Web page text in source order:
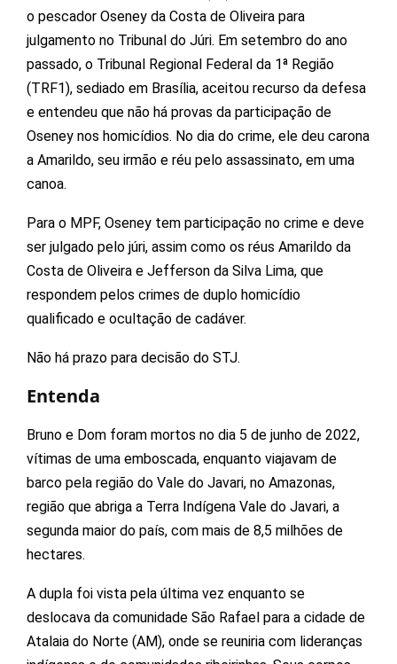
o pescador Oseney da Costa de Oliveira para
julgamento no Tribunal do Júri. Em setembro do ano
passado, o Tribunal Regional Federal da 1ª Região
(TRF1), sediado em Brasília, aceitou recurso da defesa
e entendeu que não há provas da participação de
Oseney nos homicídios. No dia do crime, ele deu carona
a Amarildo, seu irmão e réu pelo assassinato, em uma
canoa.
Para o MPF, Oseney tem participação no crime e deve
ser julgado pelo júri, assim como os réus Amarildo da
Costa de Oliveira e Jefferson da Silva Lima, que
respondem pelos crimes de duplo homicídio
qualificado e ocultação de cadáver.
Não há prazo para decisão do STJ.
Entenda
Bruno e Dom foram mortos no dia 5 de junho de 2022,
vítimas de uma emboscada, enquanto viajavam de
barco pela região do Vale do Javari, no Amazonas,
região que abriga a Terra Indígena Vale do Javari, a
segunda maior do país, com mais de 8,5 milhões de
hectares.
A dupla foi vista pela última vez enquanto se
deslocava da comunidade São Rafael para a cidade de
Atalaia do Norte (AM), onde se reuniria com lideranças